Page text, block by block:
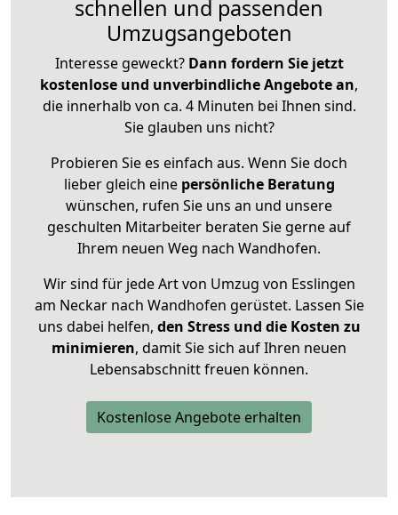
schnellen und passenden
Umzugsangeboten
Interesse geweckt? Dann fordern Sie jetzt
kostenlose und unverbindliche Angebote an,
die innerhalb von ca. 4 Minuten bei Ihnen sind.
Sie glauben uns nicht?
Probieren Sie es einfach aus. Wenn Sie doch
lieber gleich eine persönliche Beratung
wünschen, rufen Sie uns an und unsere
geschulten Mitarbeiter beraten Sie gerne auf
Ihrem neuen Weg nach Wandhofen.
Wir sind für jede Art von Umzug von Esslingen
am Neckar nach Wandhofen gerüstet. Lassen Sie
uns dabei helfen, den Stress und die Kosten zu
minimieren, damit Sie sich auf Ihren neuen
Lebensabschnitt freuen können.
Kostenlose Angebote erhalten